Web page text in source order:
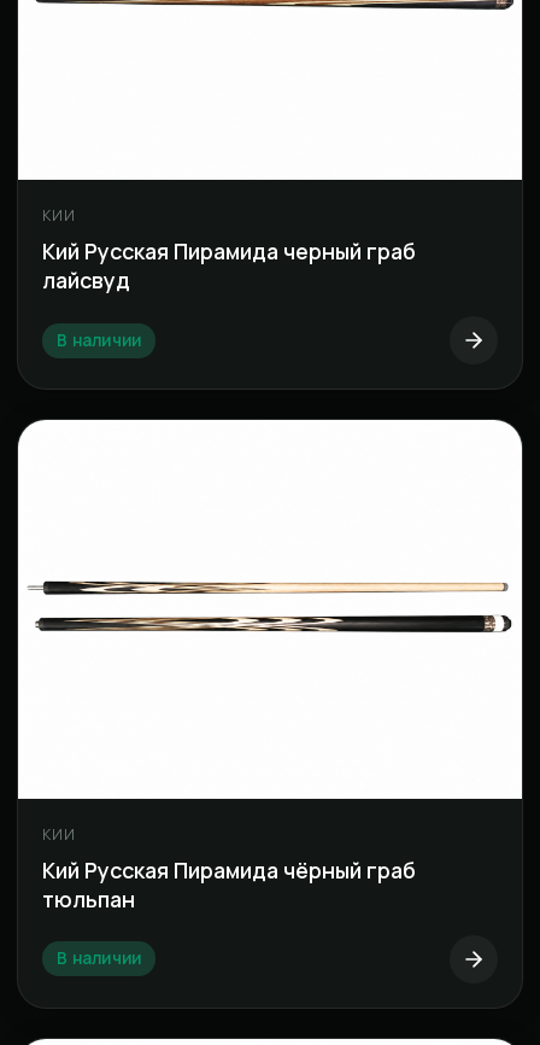
КИИ
Кий Русская Пирамида черный граб
лайсвуд
В наличии
КИИ
Кий Русская Пирамида чёрный граб
тюльпан
В наличии